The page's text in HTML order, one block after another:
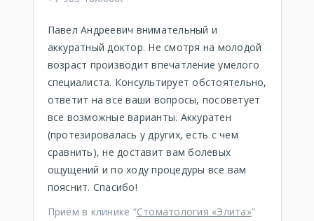
Павел Андреевич внимательный и
аккуратный доктор. Не смотря на молодой
возраст производит впечатление умелого
специалиста. Консультирует обстоятельно,
ответит на все ваши вопросы, посоветует
все возможные варианты. Аккуратен
(протезировалась у других, есть с чем
сравнить), не доставит вам болевых
ощущений и по ходу процедуры все вам
пояснит. Спасибо!
Приём в клинике “Стоматология «Элита»”